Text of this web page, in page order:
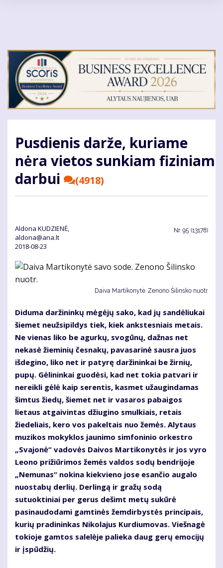
Pusdienis darže, kuriame
nėra vietos sunkiam fiziniam
darbui
(4918)
Aldona KUDZIENĖ,
aldona@ana.lt
2018-08-23
Nr. 95 (13178)
Daiva Martikonytė. Zenono Šilinsko nuotr.
Diduma daržininkų mėgėjų sako, kad jų sandėliukai
šiemet neužsipildys tiek, kiek ankstesniais metais.
Ne vienas liko be agurkų, svogūnų, dažnas net
nekasė žieminių česnakų, pavasarinė sausra juos
išdegino, liko net ir patyrę daržininkai be žirnių,
pupų. Gėlininkai guodėsi, kad net tokia patvari ir
nereikli gėlė kaip serentis, kasmet užaugindamas
šimtus žiedų, šiemet net ir vasaros pabaigos
lietaus atgaivintas džiugino smulkiais, retais
žiedeliais, kero vos pakeltais nuo žemės. Alytaus
muzikos mokyklos jaunimo simfoninio orkestro
„Svajonė“ vadovės Daivos Martikonytės ir jos vyro
Leono prižiūrimos žemės valdos sodų bendrijoje
„Nemunas“ nokina kiekvieno jose esančio augalo
nuostabų derlių. Derlingą ir gražų sodą
sutuoktiniai per gerus dešimt metų sukūrė
pasinaudodami gamtinės žemdirbystės principais,
kurių pradininkas Nikolajus Kurdiumovas. Viešnagė
tokioje gamtos salelėje palieka daug gerų emocijų
ir įspūdžių.